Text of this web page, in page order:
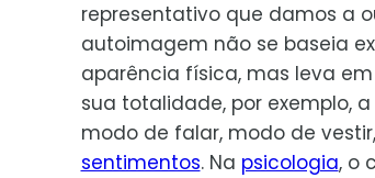
representativo que damos a
autoimagem não se baseia
aparência física, mas leva
sua totalidade, por exemplo,
modo de falar, modo de
sentimentos. Na psicologia, o